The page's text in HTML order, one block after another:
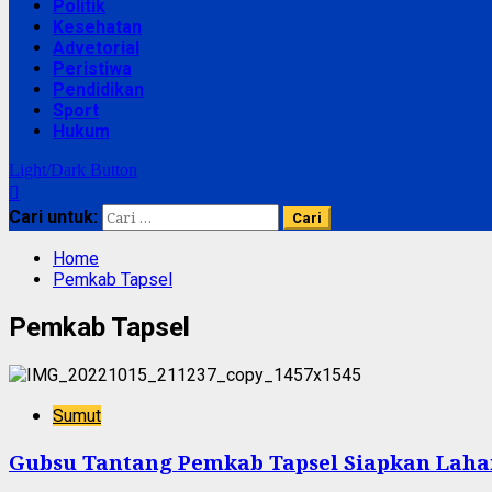
Politik
Kesehatan
Advetorial
Peristiwa
Pendidikan
Sport
Hukum
Light/Dark Button
Cari untuk:
Home
Pemkab Tapsel
Pemkab Tapsel
Sumut
Gubsu Tantang Pemkab Tapsel Siapkan